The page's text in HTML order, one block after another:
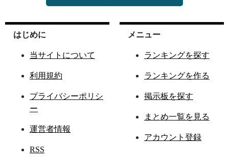
はじめに
当サイトについて
利用規約
プライバシーポリシ
ー
運営者情報
RSS
メニュー
ランキングを探す
ランキングを作る
掲示板を探す
まとめ一覧を見る
アカウント登録